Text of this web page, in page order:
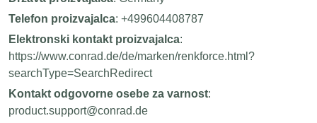
Telefon proizvajalca: +499604408787
Elektronski kontakt proizvajalca:
https://www.conrad.de/de/marken/renkforce.html?
searchType=SearchRedirect
Kontakt odgovorne osebe za varnost:
product.support@conrad.de